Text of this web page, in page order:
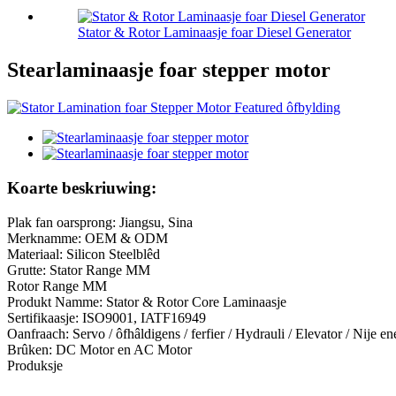
Stator & Rotor Laminaasje foar Diesel Generator
Stearlaminaasje foar stepper motor
Koarte beskriuwing:
Plak fan oarsprong: Jiangsu, Sina
Merknamme: OEM & ODM
Materiaal: Silicon Steelblêd
Grutte: Stator Range MM
Rotor Range MM
Produkt Namme: Stator & Rotor Core Laminaasje
Sertifikaasje: ISO9001, IATF16949
Oanfraach: Servo / ôfhâldigens / ferfier / Hydrauli / Elevator / Nije
Brûken: DC Motor en AC Motor
Produksje